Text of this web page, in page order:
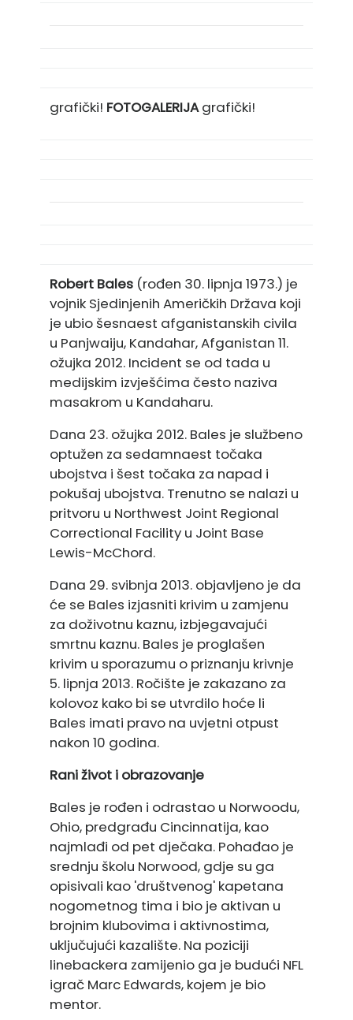
grafički! FOTOGALERIJAgrafički!
Robert Bales (rođen 30. lipnja 1973.) je
vojnik Sjedinjenih Američkih Država koji
je ubio šesnaest afganistanskih civila
u Panjwaiju, Kandahar, Afganistan 11.
ožujka 2012. Incident se od tada u
medijskim izvješćima često naziva
masakrom u Kandaharu.
Dana 23. ožujka 2012. Bales je službeno
optužen za sedamnaest točaka
ubojstva i šest točaka za napad i
pokušaj ubojstva. Trenutno se nalazi u
pritvoru u Northwest Joint Regional
Correctional Facility u Joint Base
Lewis-McChord.
Dana 29. svibnja 2013. objavljeno je da
će se Bales izjasniti krivim u zamjenu
za doživotnu kaznu, izbjegavajući
smrtnu kaznu. Bales je proglašen
krivim u sporazumu o priznanju krivnje
5. lipnja 2013. Ročište je zakazano za
kolovoz kako bi se utvrdilo hoće li
Bales imati pravo na uvjetni otpust
nakon 10 godina.
Rani život i obrazovanje
Bales je rođen i odrastao u Norwoodu,
Ohio, predgrađu Cincinnatija, kao
najmlađi od pet dječaka. Pohađao je
srednju školu Norwood, gdje su ga
opisivali kao 'društvenog' kapetana
nogometnog tima i bio je aktivan u
brojnim klubovima i aktivnostima,
uključujući kazalište. Na poziciji
linebackera zamijenio ga je budući NFL
igrač Marc Edwards, kojem je bio
mentor.